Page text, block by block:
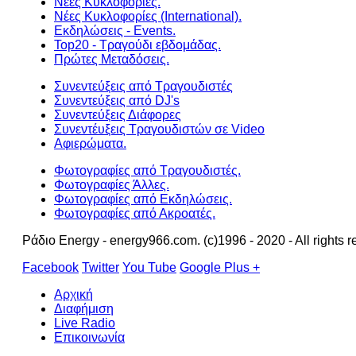
Νέες Κυκλοφορίες (International).
Εκδηλώσεις - Events.
Top20 - Τραγούδι εβδομάδας.
Πρώτες Μεταδόσεις.
Συνεντεύξεις από Τραγουδιστές
Συνεντεύξεις από DJ's
Συνεντεύξεις Διάφορες
Συνεντέυξεις Τραγουδιστών σε Video
Αφιερώματα.
Φωτογραφίες από Τραγουδιστές.
Φωτογραφίες Άλλες.
Φωτογραφίες από Εκδηλώσεις.
Φωτογραφίες από Ακροατές.
Ράδιο Energy - energy966.com. (c)1996 - 2020 - All rights
Facebook Twitter You Tube Google Plus +
Αρχική
Διαφήμιση
Live Radio
Επικοινωνία